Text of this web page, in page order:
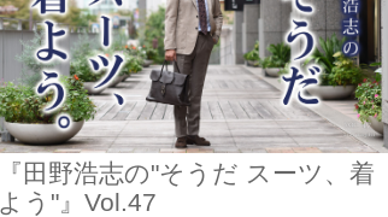
『田野浩志の"そうだ スーツ、着
よう"』Vol.47